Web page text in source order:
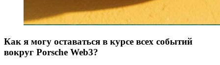
Как я могу оставаться в курсе всех событий
вокруг Porsche Web3?